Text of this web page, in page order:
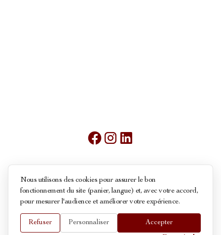
Conditions générales de ventes
© 2026 La Maison du Roy - Touts droits réservés
Nous utilisons des cookies pour assurer le bon
fonctionnement du site (panier, langue) et, avec votre accord,
pour mesurer l'audience et améliorer votre expérience.
Refuser Personnaliser Accepter